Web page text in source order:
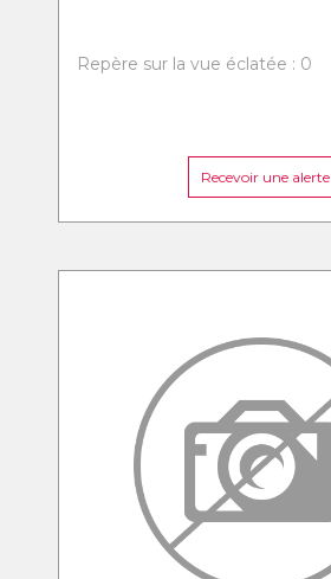
Repère sur la vue éclatée : 0
Recevoir une alerte